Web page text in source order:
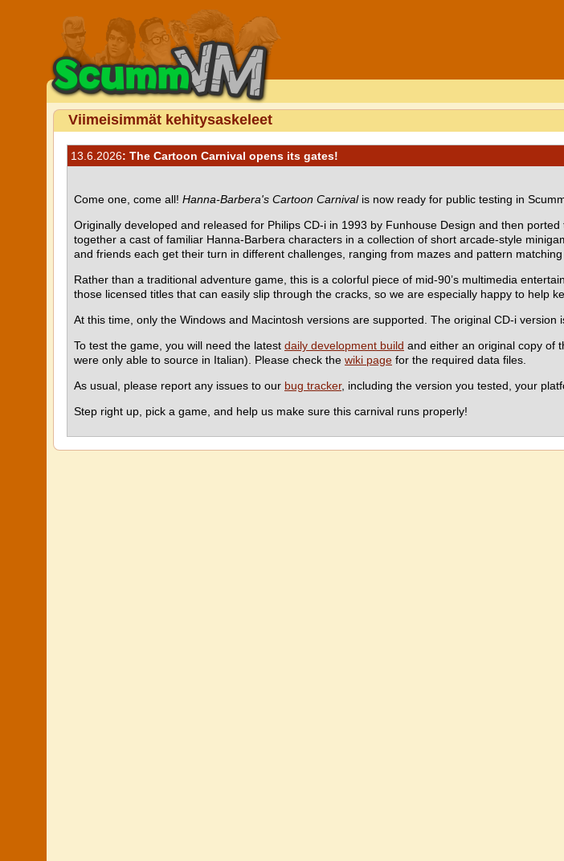
Viimeisimmät kehitysaskeleet
13.6.2026: The Cartoon Carnival opens its gates!
Come one, come all! Hanna-Barbera's Cartoon Carnivalis now ready for public testing in
Originally developed and released for Philips CD-i in 1993 by Funhouse Design and then ported
together a cast of familiar Hanna-Barbera characters in a collection of short arcade-style
and friends each get their turn in different challenges, ranging from mazes and pattern
Rather than a traditional adventure game, this is a colorful piece of mid-90’s multimedia
those licensed titles that can easily slip through the cracks, so we are especially happy to help
At this time, only the Windows and Macintosh versions are supported. The original CD-i version
To test the game, you will need the latest daily development build and either an original copy of
were only able to source in Italian). Please check the wiki page for the required data files.
As usual, please report any issues to our bug tracker, including the version you tested, your
Step right up, pick a game, and help us make sure this carnival runs properly!